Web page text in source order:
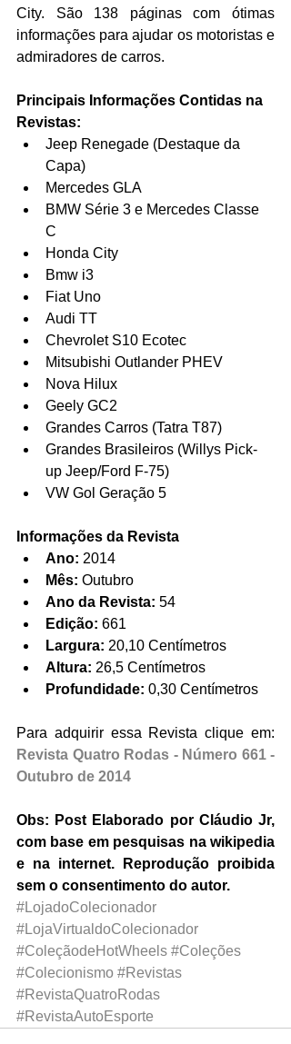
City. São 138 páginas com ótimas
informações para ajudar os motoristas e
admiradores de carros.
Principais Informações Contidas na
Revistas:
Jeep Renegade (Destaque da
Capa)
Mercedes GLA
BMW Série 3 e Mercedes Classe
C
Honda City
Bmw i3
Fiat Uno
Audi TT
Chevrolet S10 Ecotec
Mitsubishi Outlander PHEV
Nova Hilux
Geely GC2
Grandes Carros (Tatra T87)
Grandes Brasileiros (Willys Pick-
up Jeep/Ford F-75)
VW Gol Geração 5
Informações da Revista
Ano: 2014
Mês: Outubro
Ano da Revista: 54
Edição: 661
Largura: 20,10 Centímetros
Altura: 26,5 Centímetros
Profundidade: 0,30 Centímetros
Revista Quatro Rodas - Número 661 -
Outubro de 2014
Obs: Post Elaborado por Cláudio Jr,
com base em pesquisas na wikipedia
e na internet. Reprodução proibida
sem o consentimento do autor.
#LojadoColecionador
#LojaVirtualdoColecionador
#ColeçãodeHotWheels #Coleções
#Colecionismo #Revistas
#RevistaQuatroRodas
#RevistaAutoEsporte